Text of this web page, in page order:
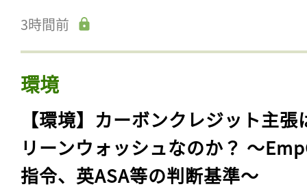
3時間前
環境
【環境】カーボンクレジット主張
リーンウォッシュなのか？ 〜
指令、英ASA等の判断基準〜